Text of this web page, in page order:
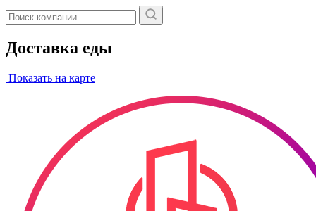
Доставка еды
Показать на карте